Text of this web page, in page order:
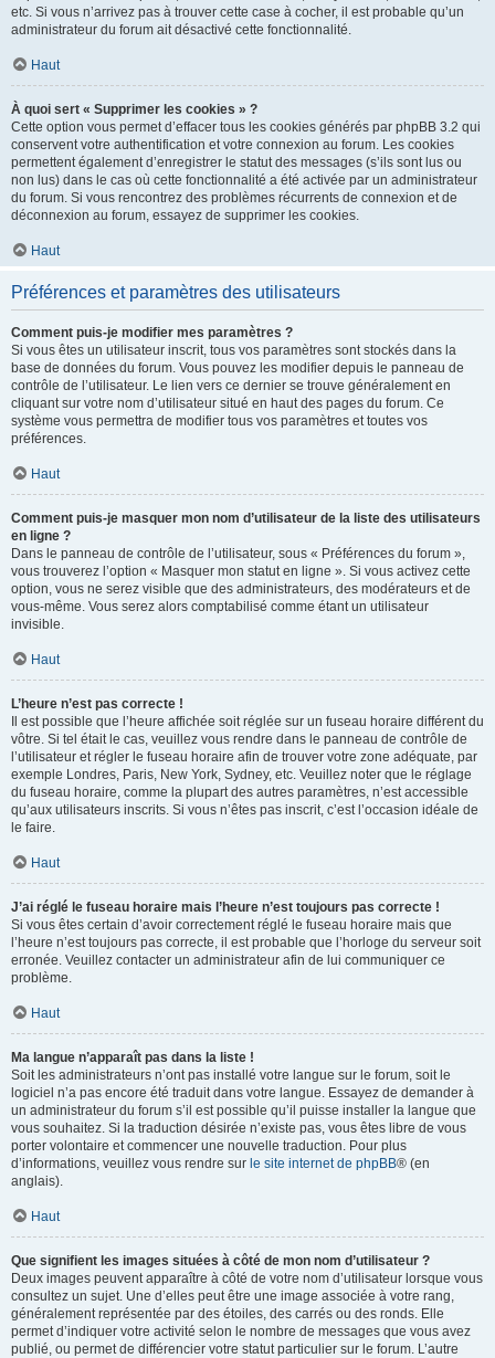
etc. Si vous n’arrivez pas à trouver cette case à cocher, il est probable qu’un
administrateur du forum ait désactivé cette fonctionnalité.
Haut
À quoi sert « Supprimer les cookies » ?
Cette option vous permet d’effacer tous les cookies générés par phpBB 3.2 qui
conservent votre authentification et votre connexion au forum. Les cookies
permettent également d’enregistrer le statut des messages (s’ils sont lus ou
non lus) dans le cas où cette fonctionnalité a été activée par un administrateur
du forum. Si vous rencontrez des problèmes récurrents de connexion et de
déconnexion au forum, essayez de supprimer les cookies.
Haut
Préférences et paramètres des utilisateurs
Comment puis-je modifier mes paramètres ?
Si vous êtes un utilisateur inscrit, tous vos paramètres sont stockés dans la
base de données du forum. Vous pouvez les modifier depuis le panneau de
contrôle de l’utilisateur. Le lien vers ce dernier se trouve généralement en
cliquant sur votre nom d’utilisateur situé en haut des pages du forum. Ce
système vous permettra de modifier tous vos paramètres et toutes vos
préférences.
Haut
Comment puis-je masquer mon nom d’utilisateur de la liste des utilisateurs
en ligne ?
Dans le panneau de contrôle de l’utilisateur, sous « Préférences du forum »,
vous trouverez l’option « Masquer mon statut en ligne ». Si vous activez cette
option, vous ne serez visible que des administrateurs, des modérateurs et de
vous-même. Vous serez alors comptabilisé comme étant un utilisateur
invisible.
Haut
L’heure n’est pas correcte !
Il est possible que l’heure affichée soit réglée sur un fuseau horaire différent du
vôtre. Si tel était le cas, veuillez vous rendre dans le panneau de contrôle de
l’utilisateur et régler le fuseau horaire afin de trouver votre zone adéquate, par
exemple Londres, Paris, New York, Sydney, etc. Veuillez noter que le réglage
du fuseau horaire, comme la plupart des autres paramètres, n’est accessible
qu’aux utilisateurs inscrits. Si vous n’êtes pas inscrit, c’est l’occasion idéale de
le faire.
Haut
J’ai réglé le fuseau horaire mais l’heure n’est toujours pas correcte !
Si vous êtes certain d’avoir correctement réglé le fuseau horaire mais que
l’heure n’est toujours pas correcte, il est probable que l’horloge du serveur soit
erronée. Veuillez contacter un administrateur afin de lui communiquer ce
problème.
Haut
Ma langue n’apparaît pas dans la liste !
Soit les administrateurs n’ont pas installé votre langue sur le forum, soit le
logiciel n’a pas encore été traduit dans votre langue. Essayez de demander à
un administrateur du forum s’il est possible qu’il puisse installer la langue que
vous souhaitez. Si la traduction désirée n’existe pas, vous êtes libre de vous
porter volontaire et commencer une nouvelle traduction. Pour plus
d’informations, veuillez vous rendre sur le site internet de phpBB® (en
anglais).
Haut
Que signifient les images situées à côté de mon nom d’utilisateur ?
Deux images peuvent apparaître à côté de votre nom d’utilisateur lorsque vous
consultez un sujet. Une d’elles peut être une image associée à votre rang,
généralement représentée par des étoiles, des carrés ou des ronds. Elle
permet d’indiquer votre activité selon le nombre de messages que vous avez
publié, ou permet de différencier votre statut particulier sur le forum. L’autre